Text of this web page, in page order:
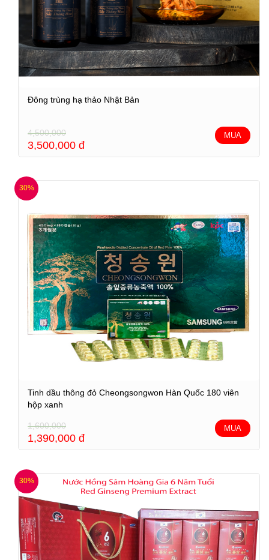
Đông trùng hạ thảo Nhật Bản
4,500,000
3,500,000 đ
MUA
30%
Tinh dầu thông đỏ Cheongsongwon Hàn Quốc 180 viên
hộp xanh
1,600,000
1,390,000 đ
MUA
30%